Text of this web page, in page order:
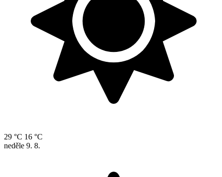
29 °C 16 °C
neděle 9. 8.